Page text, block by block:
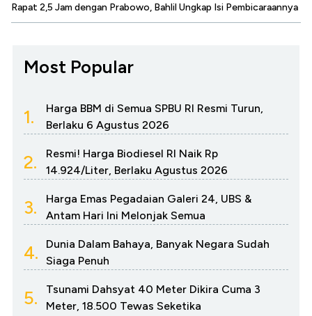
Rapat 2,5 Jam dengan Prabowo, Bahlil Ungkap Isi Pembicaraannya
Most Popular
1.
Harga BBM di Semua SPBU RI Resmi Turun,
Berlaku 6 Agustus 2026
2.
Resmi! Harga Biodiesel RI Naik Rp
14.924/Liter, Berlaku Agustus 2026
3.
Harga Emas Pegadaian Galeri 24, UBS &
Antam Hari Ini Melonjak Semua
4.
Dunia Dalam Bahaya, Banyak Negara Sudah
Siaga Penuh
5.
Tsunami Dahsyat 40 Meter Dikira Cuma 3
Meter, 18.500 Tewas Seketika